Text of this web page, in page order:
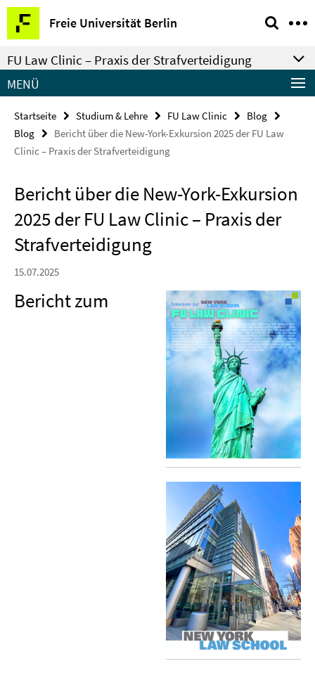
Springe
direkt
zu
Inhalt
Freie Universität Berlin
Service-
Navigation
FU Law Clinic – Praxis der Strafverteidigung
MENÜ
Startseite Studium & Lehre FU Law Clinic
Blog
Blog
Bericht über die New-York-Exkursion 2025 der FU Law
Clinic – Praxis der Strafverteidigung
Bericht über die New-York-Exkursion
2025 der FU Law Clinic – Praxis der
Strafverteidigung
15.07.2025
Bericht zum